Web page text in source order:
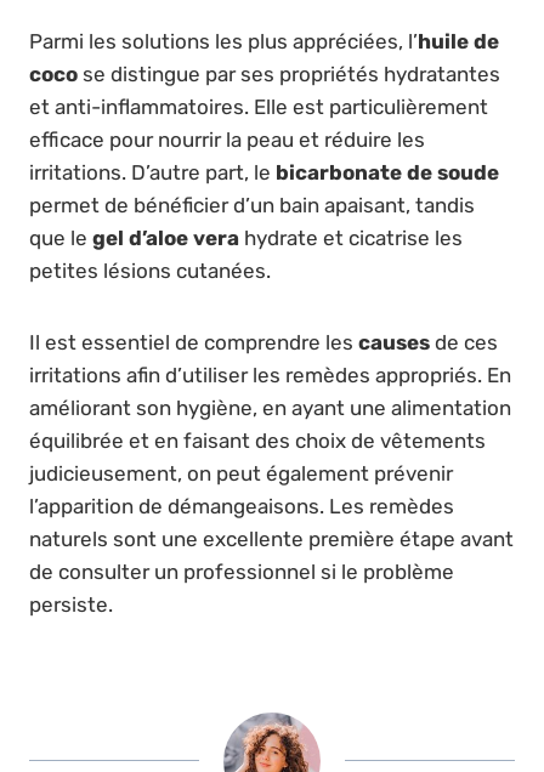
Parmi les solutions les plus appréciées, l’huile de
coco se distingue par ses propriétés hydratantes
et anti-inflammatoires. Elle est particulièrement
efficace pour nourrir la peau et réduire les
irritations. D’autre part, le bicarbonate de soude
permet de bénéficier d’un bain apaisant, tandis
que le gel d’aloe vera hydrate et cicatrise les
petites lésions cutanées.
Il est essentiel de comprendre les causes de ces
irritations afin d’utiliser les remèdes appropriés. En
améliorant son hygiène, en ayant une alimentation
équilibrée et en faisant des choix de vêtements
judicieusement, on peut également prévenir
l’apparition de démangeaisons. Les remèdes
naturels sont une excellente première étape avant
de consulter un professionnel si le problème
persiste.